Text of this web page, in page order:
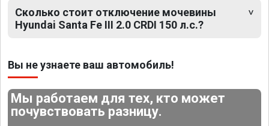
Сколько стоит отключение мочевины
Hyundai Santa Fe III 2.0 CRDI 150 л.с.?
Вы не узнаете ваш автомобиль!
Мы работаем для тех, кто может
почувствовать разницу.